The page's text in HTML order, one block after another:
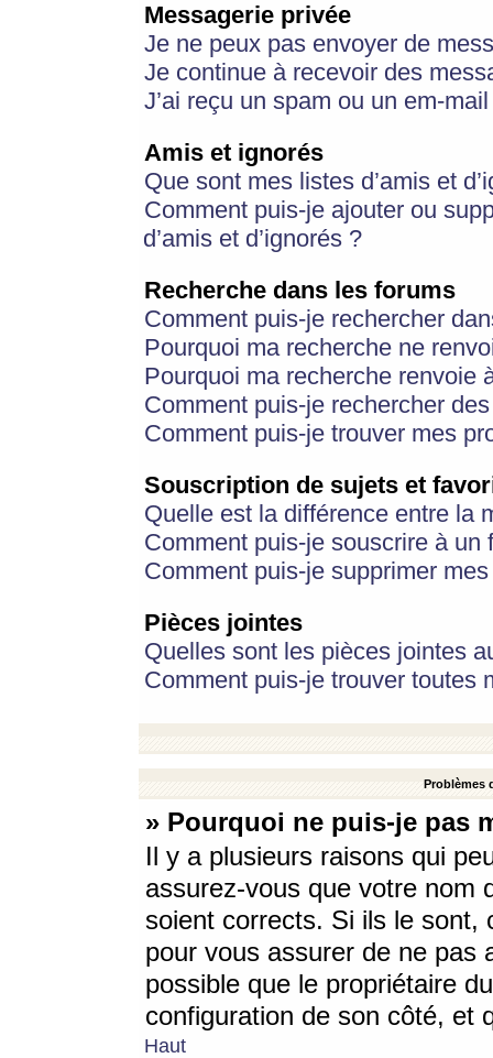
Messagerie privée
Je ne peux pas envoyer de
Je continue à recevoir des
J’ai reçu un spam ou un em-
Amis et ignorés
Que sont mes listes d’amis et
Comment puis-je ajouter ou
d’amis et d’ignorés ?
Recherche dans les forums
Comment puis-je rechercher
Pourquoi ma recherche ne
Pourquoi ma recherche renvoie
Comment puis-je rechercher
Comment puis-je trouver mes
Souscription de sujets et
Quelle est la différence entre la
Comment puis-je souscrire à
Comment puis-je supprimer
Pièces jointes
Quelles sont les pièces jointes
Comment puis-je trouver toutes
Problèmes
» Pourquoi ne puis-je pas
Il y a plusieurs raisons qui
assurez-vous que votre nom
soient corrects. Si ils le sont,
pour vous assurer de ne pas
possible que le propriétaire
configuration de son côté, et
Haut